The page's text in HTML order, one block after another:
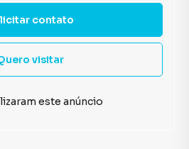
contato
visitar
este anúncio